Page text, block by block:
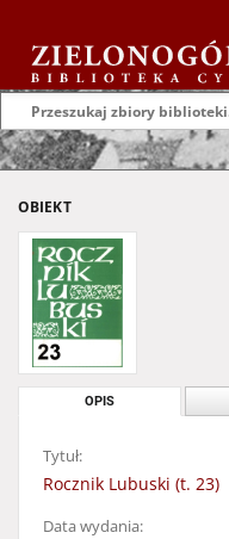
OBIEKT
OPIS
Tytuł:
Rocznik Lubuski (t. 23)
Data wydania: